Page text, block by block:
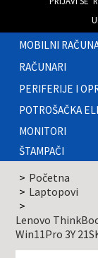
MOBILNI
RAČUNARI
PERIFERIJE I
POTROŠAČKA
MONITORI
ŠTAMPAČI
Početna
Laptopovi
Lenovo
Win11Pro 3Y